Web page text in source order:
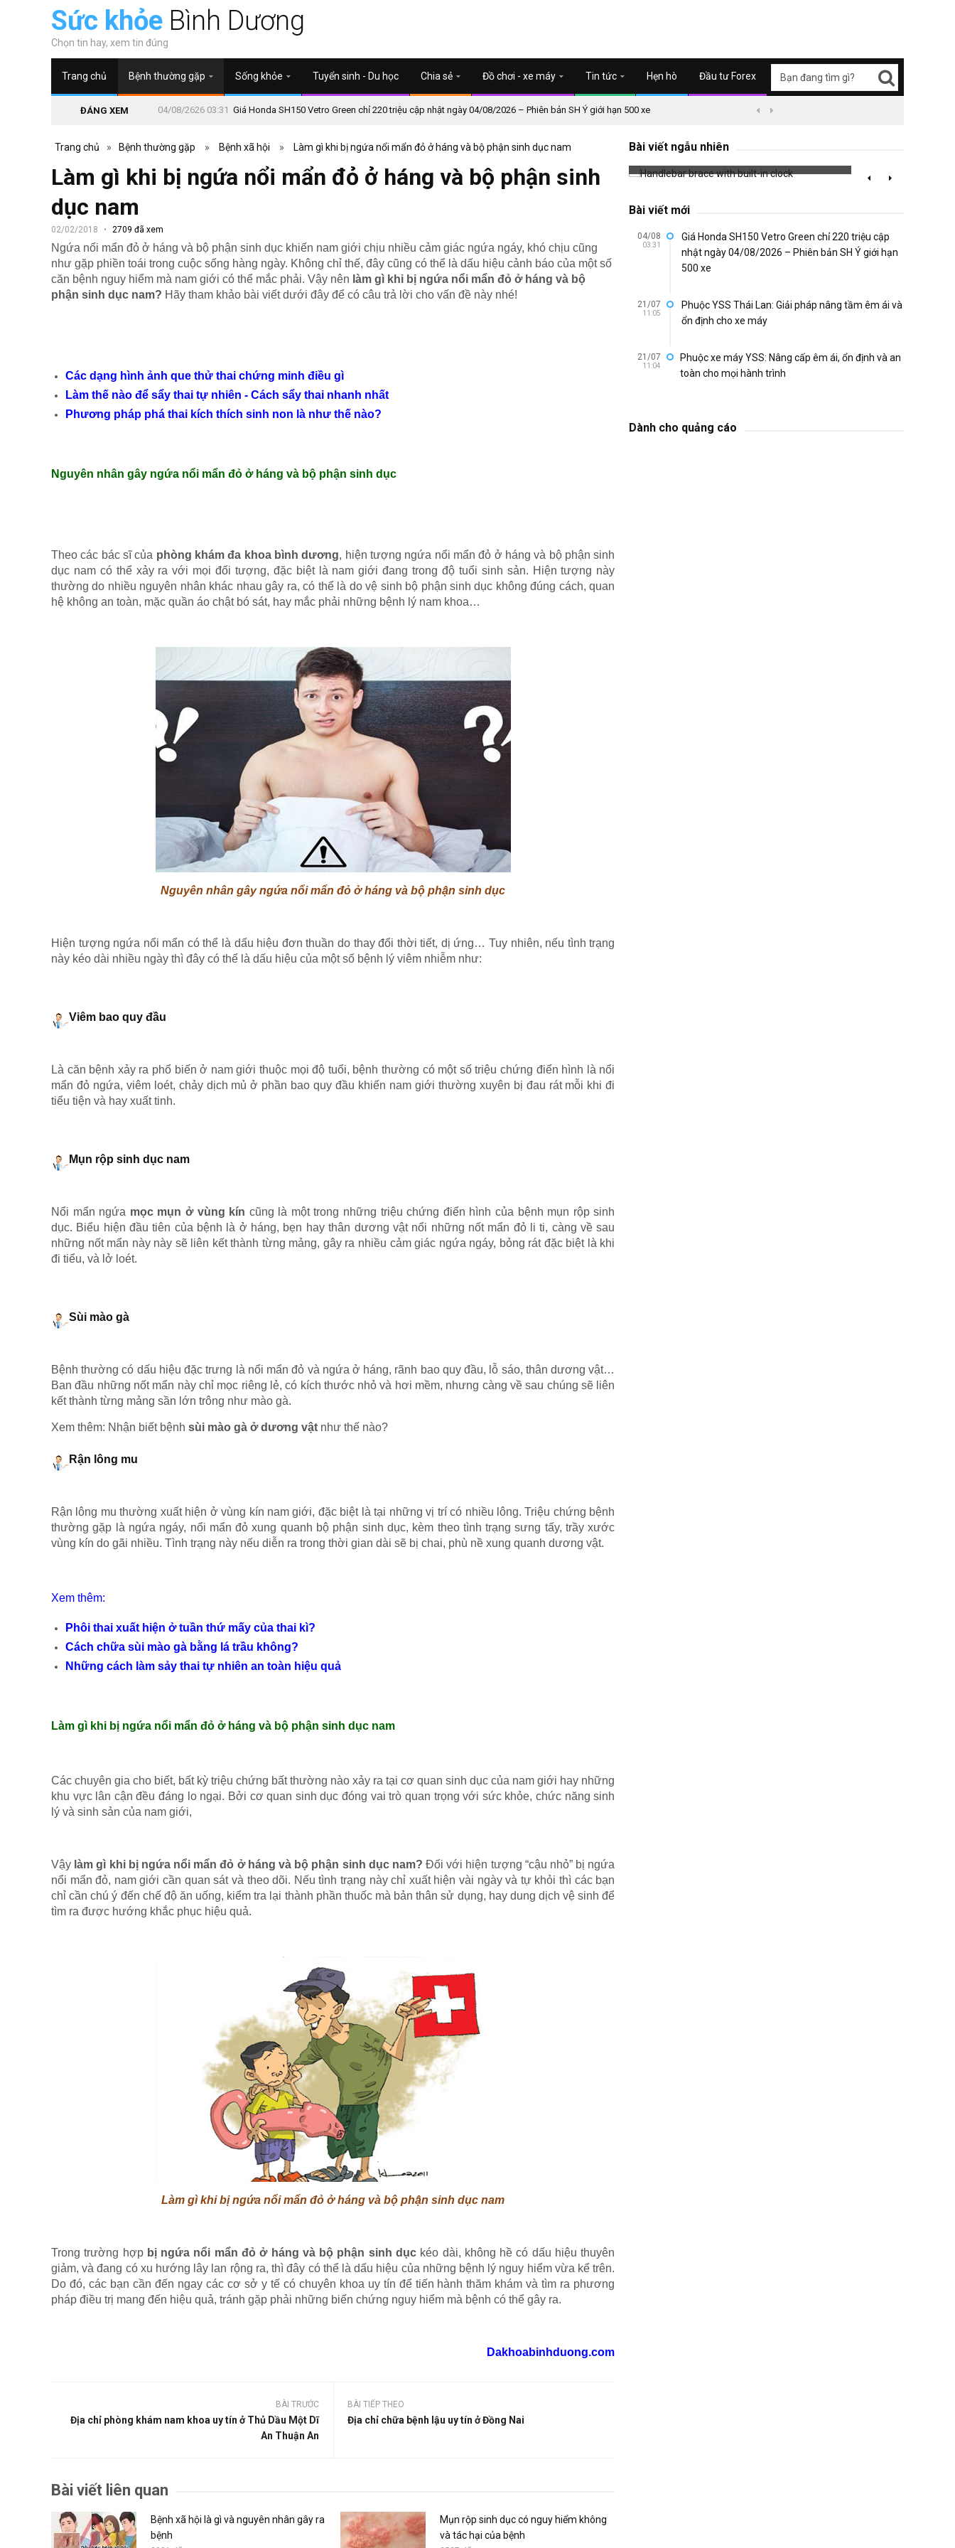
Sức khỏe Bình Dương
Chọn tin hay, xem tin đúng
Trang chủ Bệnh thường gặp Sống khỏe Tuyển sinh - Du học Chia sẻ Đồ chơi - xe máy Tin tức Hẹn hò Đầu tư Forex
ĐÁNG XEM 04/08/2626 03:31 Giá Honda SH150 Vetro Green chỉ 220 triệu cập nhật ngày 04/08/2026 – Phiên bản SH Ý giới hạn 500 xe  
Trang chủ » Bệnh thường gặp » Bệnh xã hội » Làm gì khi bị ngứa nổi mẩn đỏ ở háng và bộ phận sinh dục nam
Làm gì khi bị ngứa nổi mẩn đỏ ở háng và bộ phận sinh
dục nam
02/02/2018 2709 đã xem
Ngứa nổi mẩn đỏ ở háng và bộ phận sinh dục khiến nam giới chịu nhiều cảm giác ngứa ngáy, khó chịu cũng
như gặp phiền toái trong cuộc sống hàng ngày. Không chỉ thế, đây cũng có thể là dấu hiệu cảnh báo của một số
căn bệnh nguy hiểm mà nam giới có thể mắc phải. Vậy nên làm gì khi bị ngứa nổi mẩn đỏ ở háng và bộ
phận sinh dục nam? Hãy tham khảo bài viết dưới đây để có câu trả lời cho vấn đề này nhé!
Các dạng hình ảnh que thử thai chứng minh điều gì
Làm thế nào để sẩy thai tự nhiên - Cách sẩy thai nhanh nhất
Phương pháp phá thai kích thích sinh non là như thế nào?
Nguyên nhân gây ngứa nổi mẩn đỏ ở háng và bộ phận sinh dục
Theo các bác sĩ của phòng khám đa khoa bình dương, hiện tượng ngứa nổi mẩn đỏ ở háng và bộ phận sinh
dục nam có thể xảy ra với mọi đối tượng, đặc biệt là nam giới đang trong độ tuổi sinh sản. Hiện tượng này
thường do nhiều nguyên nhân khác nhau gây ra, có thể là do vệ sinh bộ phận sinh dục không đúng cách, quan
hệ không an toàn, mặc quần áo chật bó sát, hay mắc phải những bệnh lý nam khoa…
Nguyên nhân gây ngứa nổi mẩn đỏ ở háng và bộ phận sinh dục
Hiện tượng ngứa nổi mẩn có thể là dấu hiệu đơn thuần do thay đổi thời tiết, dị ứng… Tuy nhiên, nếu tình trạng
này kéo dài nhiều ngày thì đây có thể là dấu hiệu của một số bệnh lý viêm nhiễm như:
Viêm bao quy đầu
Là căn bệnh xảy ra phổ biến ở nam giới thuộc mọi độ tuổi, bệnh thường có một số triệu chứng điển hình là nổi
mẩn đỏ ngứa, viêm loét, chảy dịch mủ ở phần bao quy đầu khiến nam giới thường xuyên bị đau rát mỗi khi đi
tiểu tiện và hay xuất tinh.
Mụn rộp sinh dục nam
Nổi mẩn ngứa mọc mụn ở vùng kín cũng là một trong những triệu chứng điển hình của bệnh mụn rộp sinh
dục. Biểu hiện đầu tiên của bệnh là ở háng, bẹn hay thân dương vật nổi những nốt mẩn đỏ li ti, càng về sau
những nốt mẩn này này sẽ liên kết thành từng mảng, gây ra nhiều cảm giác ngứa ngáy, bỏng rát đặc biệt là khi
đi tiểu, và lở loét.
Sùi mào gà
Bệnh thường có dấu hiệu đặc trưng là nổi mẩn đỏ và ngứa ở háng, rãnh bao quy đầu, lỗ sáo, thân dương vật…
Ban đầu những nốt mẩn này chỉ mọc riêng lẻ, có kích thước nhỏ và hơi mềm, nhưng càng về sau chúng sẽ liên
kết thành từng mảng sần lớn trông như mào gà.
Xem thêm: Nhận biết bệnh sùi mào gà ở dương vật như thế nào?
Rận lông mu
Rận lông mu thường xuất hiện ở vùng kín nam giới, đặc biệt là tại những vị trí có nhiều lông. Triệu chứng bệnh
thường gặp là ngứa ngáy, nổi mẩn đỏ xung quanh bộ phận sinh dục, kèm theo tình trạng sưng tấy, trầy xước
vùng kín do gãi nhiều. Tình trạng này nếu diễn ra trong thời gian dài sẽ bị chai, phù nề xung quanh dương vật.
Xem thêm:
Phôi thai xuất hiện ở tuần thứ mấy của thai kì?
Cách chữa sùi mào gà bằng lá trầu không?
Những cách làm sảy thai tự nhiên an toàn hiệu quả
Làm gì khi bị ngứa nổi mẩn đỏ ở háng và bộ phận sinh dục nam
Các chuyên gia cho biết, bất kỳ triệu chứng bất thường nào xảy ra tại cơ quan sinh dục của nam giới hay những
khu vực lân cận đều đáng lo ngại. Bởi cơ quan sinh dục đóng vai trò quan trọng với sức khỏe, chức năng sinh
lý và sinh sản của nam giới,
Vậy làm gì khi bị ngứa nổi mẩn đỏ ở háng và bộ phận sinh dục nam?Đối với hiện tượng “cậu nhỏ” bị ngứa
nổi mẩn đỏ, nam giới cần quan sát và theo dõi. Nếu tình trạng này chỉ xuất hiện vài ngày và tự khỏi thì các bạn
chỉ cần chú ý đến chế độ ăn uống, kiểm tra lại thành phần thuốc mà bản thân sử dụng, hay dung dịch vệ sinh để
tìm ra được hướng khắc phục hiệu quả.
Làm gì khi bị ngứa nổi mẩn đỏ ở háng và bộ phận sinh dục nam
Trong trường hợp bị ngứa nổi mẩn đỏ ở háng và bộ phận sinh dục kéo dài, không hề có dấu hiệu thuyên
giảm, và đang có xu hướng lây lan rộng ra, thì đây có thể là dấu hiệu của những bệnh lý nguy hiểm vừa kể trên.
Do đó, các bạn cần đến ngay các cơ sở y tế có chuyên khoa uy tín để tiến hành thăm khám và tìm ra phương
pháp điều trị mang đến hiệu quả, tránh gặp phải những biến chứng nguy hiểm mà bệnh có thể gây ra.
Dakhoabinhduong.com
BÀI TRƯỚC
Địa chỉ phòng khám nam khoa uy tín ở Thủ Dầu Một Dĩ
An Thuận An
BÀI TIẾP THEO
Địa chỉ chữa bệnh lậu uy tín ở Đồng Nai
Bài viết liên quan
Bệnh xã hội là gì và nguyên nhân gây ra
bệnh
Mụn rộp sinh dục có nguy hiểm không
và tác hại của bệnh
Bài viết ngẫu nhiên
Handlebar brace with built-in clock
Bài viết mới
04/08
03:31
Giá Honda SH150 Vetro Green chỉ 220 triệu cập
nhật ngày 04/08/2026 – Phiên bản SH Ý giới hạn
500 xe
21/07
11:05
Phuộc YSS Thái Lan: Giải pháp nâng tầm êm ái và
ổn định cho xe máy
21/07
11:04
Phuộc xe máy YSS: Nâng cấp êm ái, ổn định và an
toàn cho mọi hành trình
Dành cho quảng cáo